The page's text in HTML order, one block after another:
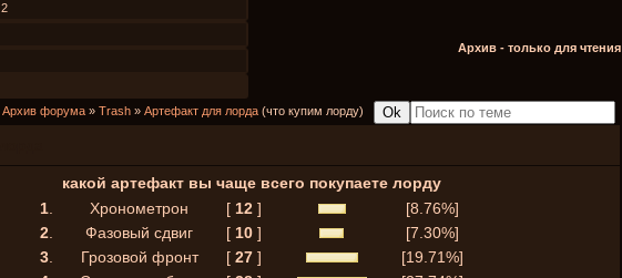
2
Архив - только для чтения
Архив форума » Trash » Артефакт для лорда (что купим лорду)
какой артефакт вы чаще всего покупаете лорду
1. Хронометрон [ 12 ]
[8.76%]
2. Фазовый сдвиг [ 10 ]
[7.30%]
3. Грозовой фронт [ 27 ]
[19.71%]